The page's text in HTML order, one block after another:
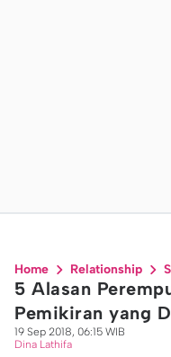
Home Relationship
5 Alasan
Pemikiran yang
19 Sep 2018, 06:15 WIB
Dina Lathifa